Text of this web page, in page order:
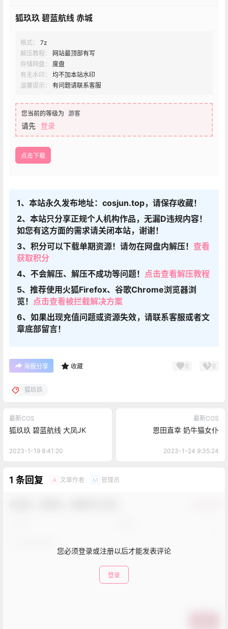
狐玖玖 碧蓝航线 赤城
格式：
7z
解压教程：
网站最顶部有写
存储网盘：
度盘
有无水印：
均不加本站水印
温馨提示：
有问题请联系客服
您当前的等级为 游客
请先 登录
点击下载
1、本站永久发布地址：cosjun.top，请保存收藏！
2、本站只分享正规个人机构作品，无漏D违规内容！
如您有这方面的需求请关闭本站，谢谢！
3、积分可以下载单期资源！请勿在网盘内解压！ 查看
获取积分
4、不会解压、解压不成功等问题！ 点击查看解压教程
5、推荐使用火狐Firefox、谷歌Chrome浏览器浏
览！ 点击查看被拦截解决方案
6、如果出现充值问题或资源失效，请联系客服或者文
章底部留言！
海报分享 收藏 0 0
狐玖玖
最新COS
狐玖玖 碧蓝航线 大凤JK
2023-1-19 8:41:20
最新COS
恩田直幸 奶牛猫女仆
2023-1-24 9:35:24
1 条回复 A 文章作者 M 管理员
您必须登录或注册以后才能发表评论
登录